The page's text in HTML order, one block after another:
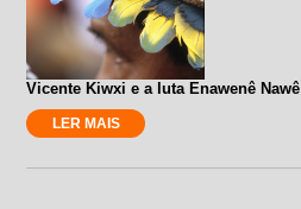
Vicente Kiwxi e a luta Enawenê Nawê
LER MAIS